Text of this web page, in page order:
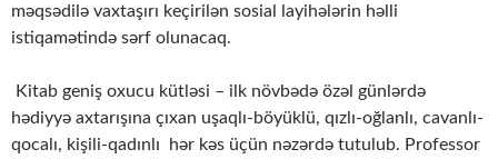
məqsədilə vaxtaşırı keçirilən sosial layihələrin həlli
istiqamətində sərf olunacaq.
Kitab geniş oxucu kütləsi – ilk növbədə özəl günlərdə
hədiyyə axtarışına çıxan uşaqlı-böyüklü, qızlı-oğlanlı, cavanlı-
qocalı, kişili-qadınlı hər kəs üçün nəzərdə tutulub. Professor